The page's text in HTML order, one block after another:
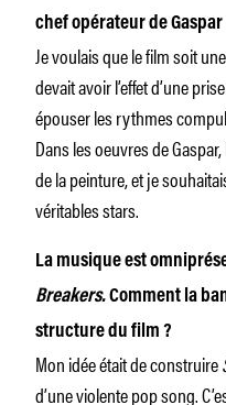
chef opérateur de Gaspar
Je voulais que le film soit
devait avoir l’effet d’une
épouser les rythmes
Dans les oeuvres de
de la peinture, et je
véritables stars.
La musique est
Breakers.Comment la
structure du film ?
Mon idée était de construire
d’une violente pop song.